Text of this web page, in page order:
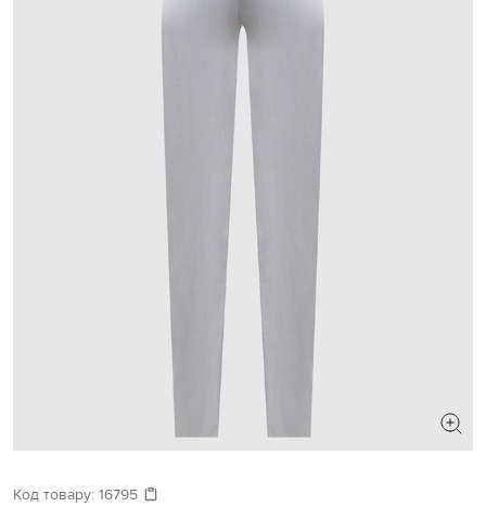
Давайте підберемо щось ще
Код товару: 16795